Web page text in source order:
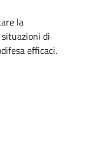
la
di
efficaci.